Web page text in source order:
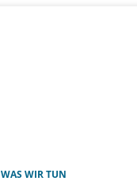
WAS WIR TUN